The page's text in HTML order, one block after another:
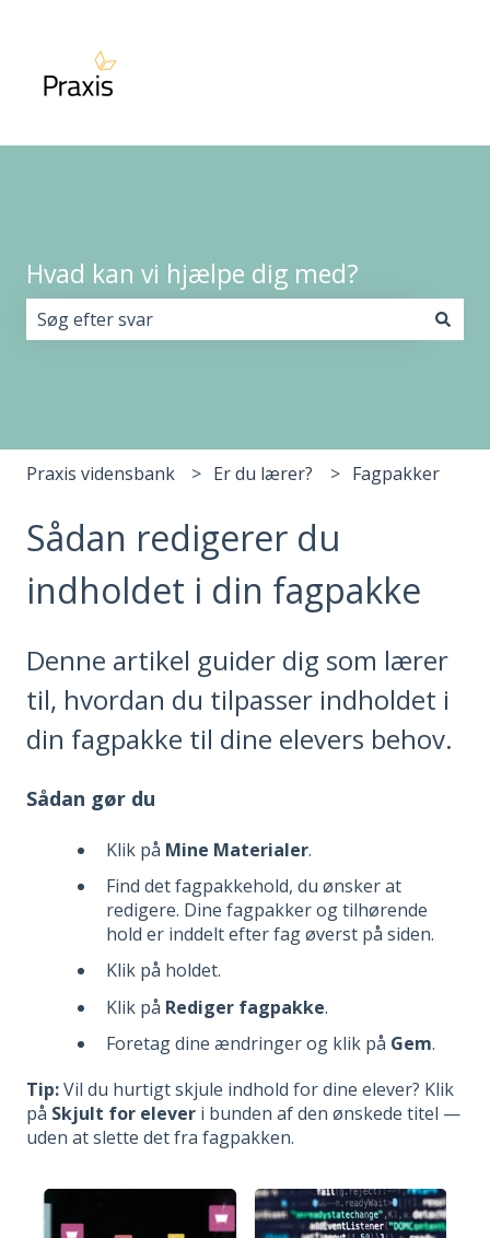
Hvad kan vi hjælpe dig med?
Praxis vidensbank Er du lærer? Fagpakker
Sådan redigerer du
indholdet i din fagpakke
Denne artikel guider dig som lærer
til, hvordan du tilpasser indholdet i
din fagpakke til dine elevers behov.
Sådan gør du
Klik på Mine Materialer.
Find det fagpakkehold, du ønsker at
redigere. Dine fagpakker og tilhørende
hold er inddelt efter fag øverst på siden.
Klik på holdet.
Klik på Rediger fagpakke.
Foretag dine ændringer og klik på Gem.
Tip:Vil du hurtigt skjule indhold for dine elever? Klik
på Skjult for elever i bunden af den ønskede titel —
uden at slette det fra fagpakken.